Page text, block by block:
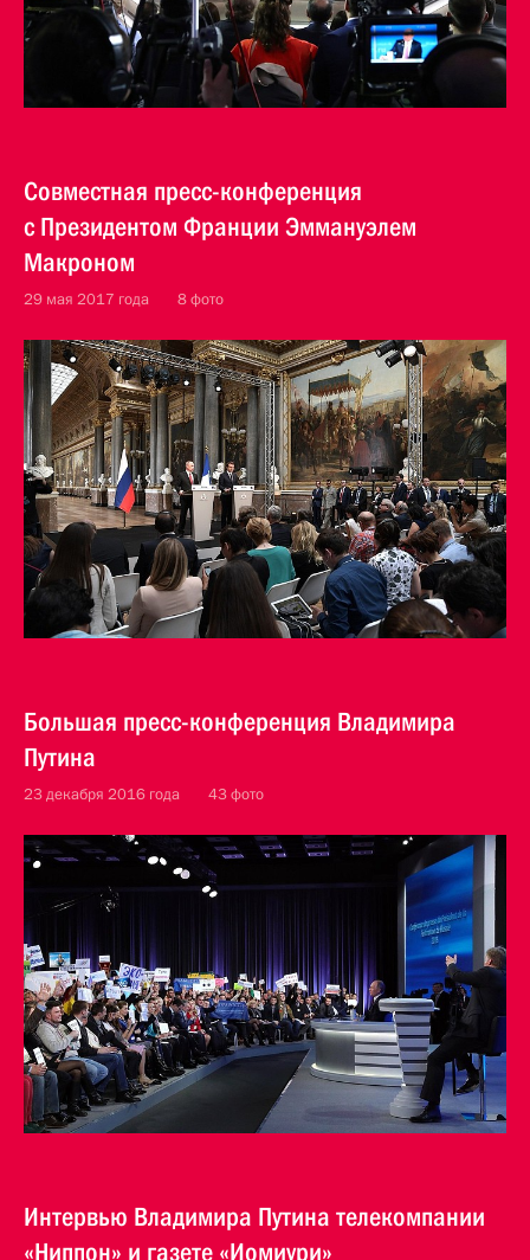
Совместная пресс-конференция
с Президентом Франции Эммануэлем
Макроном
29 мая 2017 года 8 фото
Большая пресс-конференция Владимира
Путина
23 декабря 2016 года 43 фото
Интервью Владимира Путина телекомпании
«Ниппон» и газете «Иомиури»